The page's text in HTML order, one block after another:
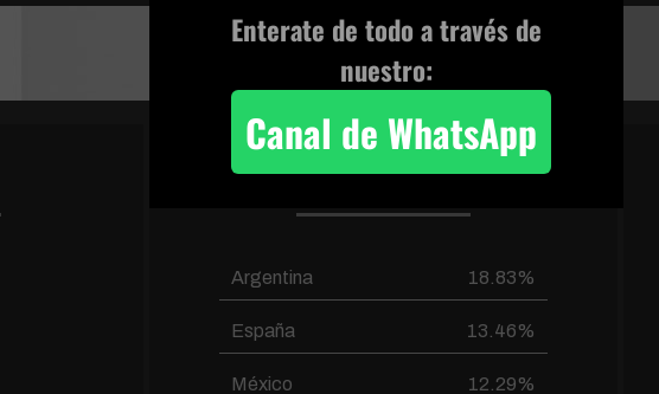
8-size-scale-ok-mp4
Argentina 18.83%
España 13.46%
México 12.29%
Enterate de todo a través de
nuestro:
Canal de WhatsApp